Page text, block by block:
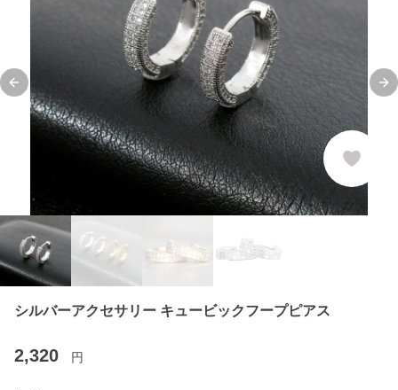
Previous slide
シルバーアクセサリー キュービックフープピアス
2,320 円